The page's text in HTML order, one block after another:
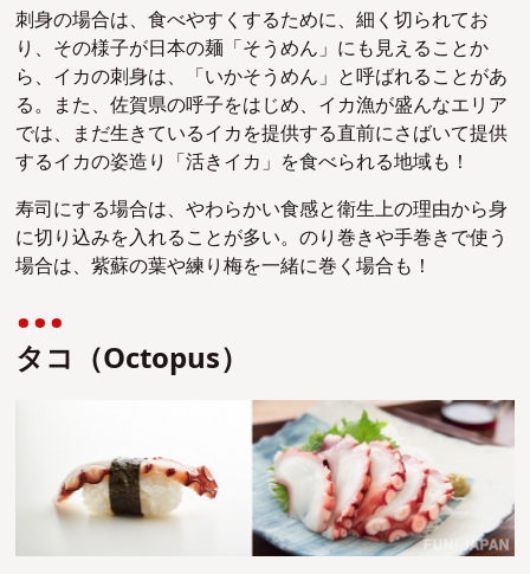
刺身の場合は、食べやすくするために、細く切られてお
り、その様子が日本の麺「そうめん」にも見えることか
ら、イカの刺身は、「いかそうめん」と呼ばれることがあ
る。また、佐賀県の呼子をはじめ、イカ漁が盛んなエリア
では、まだ生きているイカを提供する直前にさばいて提供
するイカの姿造り「活きイカ」を食べられる地域も！
寿司にする場合は、やわらかい食感と衛生上の理由から身
に切り込みを入れることが多い。のり巻きや手巻きで使う
場合は、紫蘇の葉や練り梅を一緒に巻く場合も！
タコ（Octopus）